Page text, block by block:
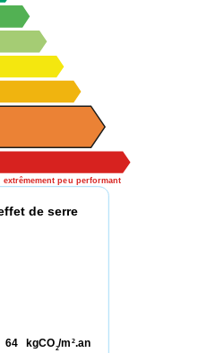
extrêmement peu performant
de serre
kgCO2/m 2.an
64